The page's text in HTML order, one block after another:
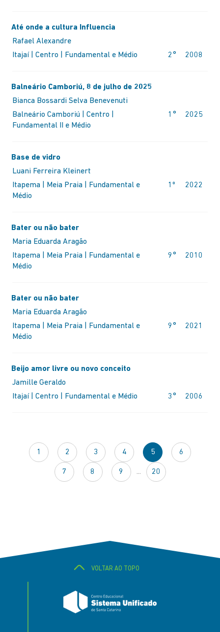
Até onde a cultura Influencia
Rafael Alexandre
Itajaí | Centro | Fundamental e Médio
2° 2008
Balneário Camboriú, 8 de julho de 2025
Bianca Bossardi Selva Benevenuti
Balneário Camboriú | Centro |
Fundamental II e Médio
1° 2025
Base de vidro
Luani Ferreira Kleinert
Itapema | Meia Praia | Fundamental e
Médio
1º 2022
Bater ou não bater
Maria Eduarda Aragão
Itapema | Meia Praia | Fundamental e
Médio
9° 2010
Bater ou não bater
Maria Eduarda Aragão
Itapema | Meia Praia | Fundamental e
Médio
9° 2021
Beijo amor livre ou novo conceito
Jamille Geraldo
Itajaí | Centro | Fundamental e Médio
3° 2006
1 2 3 4 5 6
7 8 9 ... 20
VOLTAR AO TOPO